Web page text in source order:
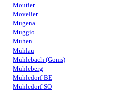
Moutier
Movelier
Mugena
Muggio
Muhen
Mühlau
Mühlebach (Goms)
Mühleberg
Mühledorf BE
Mühledorf SO